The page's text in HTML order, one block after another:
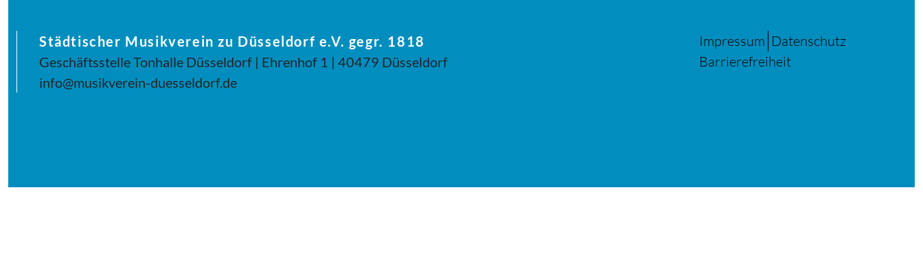
Städtischer Musikverein zu Düsseldorf e.V. gegr. 1818
Geschäftsstelle Tonhalle Düsseldorf | Ehrenhof 1 | 40479 Düsseldorf
info@musikverein-duesseldorf.de
Impressum Datenschutz
Barrierefreiheit